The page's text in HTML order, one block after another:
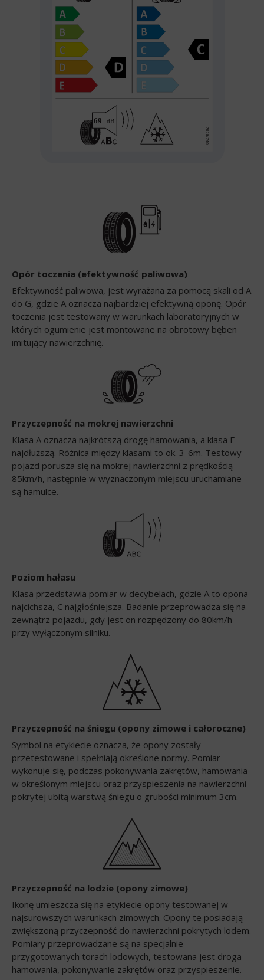
Opór toczenia (efektywność paliwowa)
Efektywność paliwowa, jest wyrażana za pomocą skali od A
do G, gdzie A oznacza najbardziej efektywną oponę. Opór
toczenia jest testowany w warunkach laboratoryjnych w
których ogumienie jest montowane na obrotowy bęben
imitujący nawierzchnię.
Przyczepność na mokrej nawierzchni
Klasa A oznacza najkrótszą drogę hamowania, a klasa E
najdłuższą. Różnica między klasami to ok. 3-6m. Testowy
pojazd porusza się na mokrej nawierzchni z prędkością
85km/h, następnie w wyznaczonym miejscu uruchamiane
są hamulce.
Poziom hałasu
Klasa przedstawia pomiar w decybelach, gdzie A to opona
najcichsza, C najgłośniejsza. Badanie przeprowadza się na
zewnątrz pojazdu, gdy jest on rozpędzony do 80km/h
przy wyłączonym silniku.
Przyczepność na śniegu (opony zimowe i całoroczne)
Symbol na etykiecie oznacza, że opony zostały
przetestowane i spełniają określone normy. Pomiar
wykonuje się, podczas pokonywania zakrętów, hamowania
w określonym miejscu oraz przyspieszenia na nawierzchni
pokrytej ubitą warstwą śniegu o grubości minimum 3cm.
Przyczepność na lodzie (opony zimowe)
Ikonę umieszcza się na etykiecie opony testowanej w
najsurowszych warunkach zimowych. Opony te posiadają
zwiększoną przyczepność do nawierzchni pokrytych lodem.
Pomiary przeprowadzane są na specjalnie
przygotowanych torach lodowych, testowana jest droga
hamowania, pokonywanie zakrętów oraz przyspieszenie.